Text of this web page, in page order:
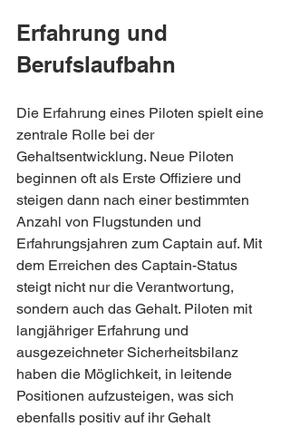
Erfahrung und
Berufslaufbahn
Die Erfahrung eines Piloten spielt eine
zentrale Rolle bei der
Gehaltsentwicklung. Neue Piloten
beginnen oft als Erste Offiziere und
steigen dann nach einer bestimmten
Anzahl von Flugstunden und
Erfahrungsjahren zum Captain auf. Mit
dem Erreichen des Captain-Status
steigt nicht nur die Verantwortung,
sondern auch das Gehalt. Piloten mit
langjähriger Erfahrung und
ausgezeichneter Sicherheitsbilanz
haben die Möglichkeit, in leitende
Positionen aufzusteigen, was sich
ebenfalls positiv auf ihr Gehalt